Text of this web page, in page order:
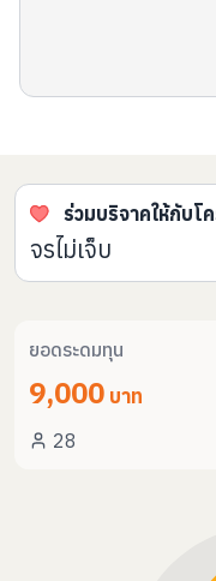
ร่วมบริจาคให้กับโ
จรไม่เจ็บ
ยอดระดมทุน
9,000 บาท
28